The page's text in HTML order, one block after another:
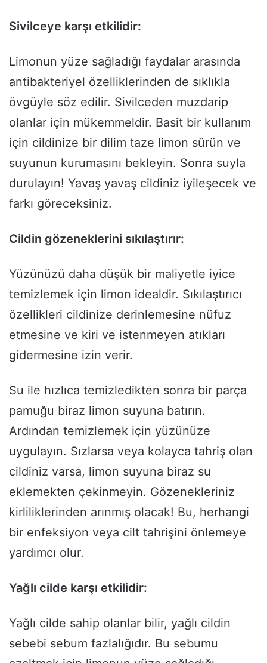
Sivilceye karşı etkilidir:
Limonun yüze sağladığı faydalar arasında
antibakteriyel özelliklerinden de sıklıkla
övgüyle söz edilir. Sivilceden muzdarip
olanlar için mükemmeldir. Basit bir kullanım
için cildinize bir dilim taze limon sürün ve
suyunun kurumasını bekleyin. Sonra suyla
durulayın! Yavaş yavaş cildiniz iyileşecek ve
farkı göreceksiniz.
Cildin gözeneklerini sıkılaştırır:
Yüzünüzü daha düşük bir maliyetle iyice
temizlemek için limon idealdir. Sıkılaştırıcı
özellikleri cildinize derinlemesine nüfuz
etmesine ve kiri ve istenmeyen atıkları
gidermesine izin verir.
Su ile hızlıca temizledikten sonra bir parça
pamuğu biraz limon suyuna batırın.
Ardından temizlemek için yüzünüze
uygulayın. Sızlarsa veya kolayca tahriş olan
cildiniz varsa, limon suyuna biraz su
eklemekten çekinmeyin. Gözenekleriniz
kirliliklerinden arınmış olacak! Bu, herhangi
bir enfeksiyon veya cilt tahrişini önlemeye
yardımcı olur.
Yağlı cilde karşı etkilidir:
Yağlı cilde sahip olanlar bilir, yağlı cildin
sebebi sebum fazlalığıdır. Bu sebumu